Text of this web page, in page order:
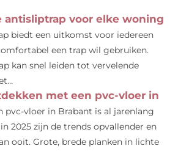
antisliptrap voor elke woning
biedt een uitkomst voor iedereen
een trap wil gebruiken.
kan snel leiden tot vervelende
met een pvc-vloer in
pvc-vloer in Brabant is al jarenlang
2025 zijn de trends opvallender en
ooit. Grote, brede planken in lichte